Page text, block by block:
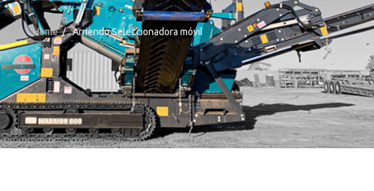
Home / Arriendo Seleccionadora móvil